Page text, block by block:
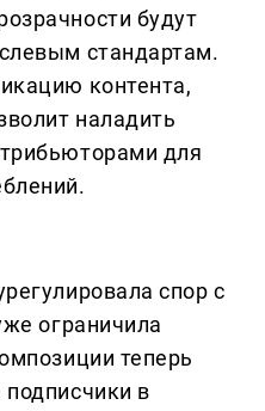
будут
стандартам.
контента,
наладить
для
спор с
ограничила
теперь
в